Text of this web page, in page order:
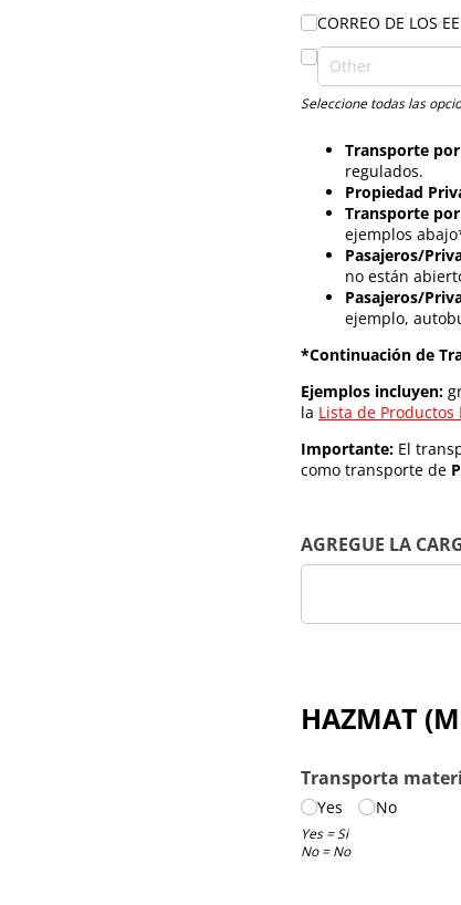
CORREO DE LOS
Seleccione todas las
Transporte
regulados.
Propiedad
Transporte
ejemplos
Pasajeros/
no están
Pasajeros/
ejemplo,
*Continuación de
Ejemplos incluyen:
la Lista de
Importante: El
como transporte de
AGREGUE LA
HAZMAT
Transporta
Yes No
Yes = Si
No = No